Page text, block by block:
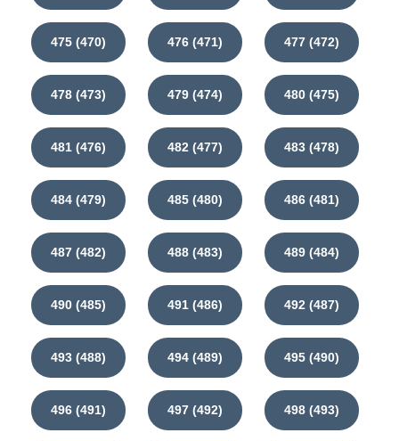
475 (470) 476 (471) 477 (472)
478 (473) 479 (474) 480 (475)
481 (476) 482 (477) 483 (478)
484 (479) 485 (480) 486 (481)
487 (482) 488 (483) 489 (484)
490 (485) 491 (486) 492 (487)
493 (488) 494 (489) 495 (490)
496 (491) 497 (492) 498 (493)